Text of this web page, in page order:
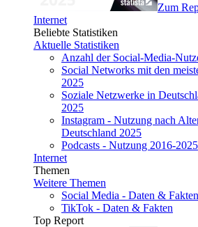
Zum
Internet
Beliebte Statistiken
Aktuelle Statistiken
Anzahl der Social-Media-
Social Networks mit den
2025
Soziale Netzwerke in
2025
Instagram - Nutzung nach
Deutschland 2025
Podcasts - Nutzung 2016-2025
Internet
Themen
Weitere Themen
Social Media - Daten & Fakten
TikTok - Daten & Fakten
Top Report